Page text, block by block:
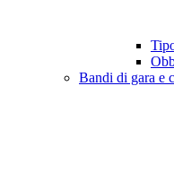
Bandi di gara e